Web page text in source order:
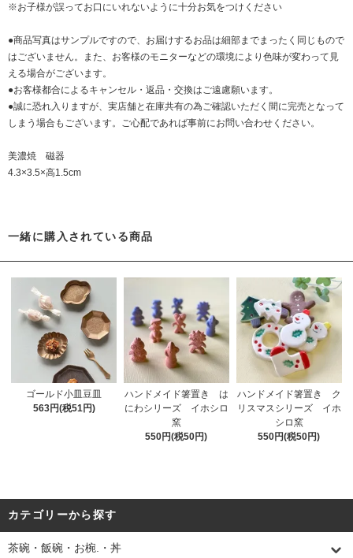
※お子様が誤ってお口にいれないように十分お気をつけください
●商品写真はサンプルですので、お届けするお品は細部までまったく同じもので
はございません。また、お客様のモニターなどの環境により色味が変わって見
える場合がございます。
●お客様都合によるキャンセル・返品・交換はご遠慮願います。
●誠に恐れ入りますが、実店舗と在庫共有の為ご確認いただく間に完売となって
しまう場合もございます。ご心配であれば事前にお問い合わせください。
美濃焼 磁器
4.3×3.5×高1.5cm
一緒に購入されている商品
ゴールド小皿豆皿
563円(税51円)
ハンドメイド箸置き は
にわシリーズ イホシロ
窯
550円(税50円)
ハンドメイド箸置き ク
リスマスシリーズ イホ
シロ窯
550円(税50円)
カテゴリーから探す
茶碗・飯碗・お椀.・丼